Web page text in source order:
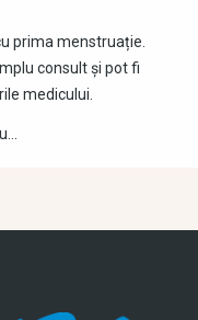
prima menstruație.
consult și pot fi
medicului.